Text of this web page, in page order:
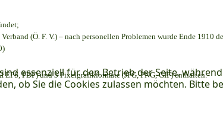
essenziell für den Betrieb der Seite,
ob Sie die Cookies zulassen möchten. Bitte
(Ö. F. V.) – nach personellen Problemen wurde Ende
PDF) und 3 Pixelgrafikformate (JPG, PNG, GIF) enthalten.